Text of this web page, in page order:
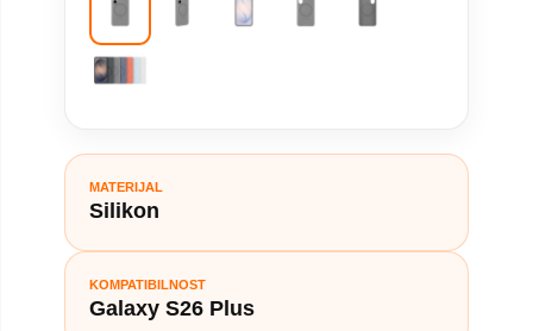
MATERIJAL
Silikon
KOMPATIBILNOST
Galaxy S26 Plus